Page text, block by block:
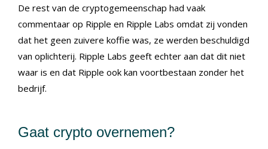
De rest van de cryptogemeenschap had vaak
commentaar op Ripple en Ripple Labs omdat zij vonden
dat het geen zuivere koffie was, ze werden beschuldigd
van oplichterij. Ripple Labs geeft echter aan dat dit niet
waar is en dat Ripple ook kan voortbestaan zonder het
bedrijf.
Gaat crypto overnemen?